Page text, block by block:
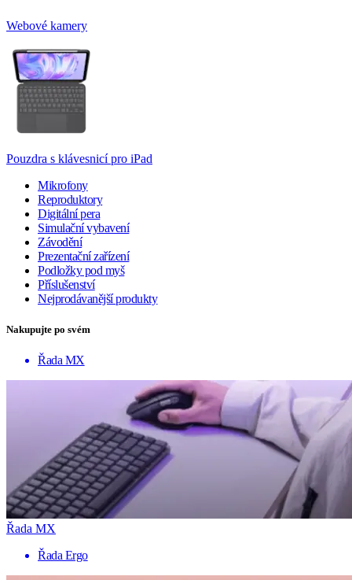
Webové kamery
Pouzdra s klávesnicí pro iPad
Mikrofony
Reproduktory
Digitální pera
Simulační vybavení
Závodění
Prezentační zařízení
Podložky pod myš
Příslušenství
Nejprodávanější produkty
Nakupujte po svém
Řada MX
Řada MX
Řada Ergo